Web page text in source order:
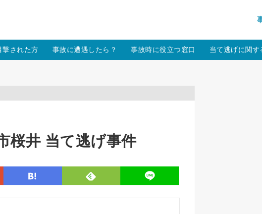
撃された方 事故に遭遇したら？ 事故時に役立つ窓口 当て逃げに関す
桜井 当て逃げ事件
line